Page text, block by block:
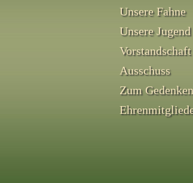
Unsere Fahne
Unsere Jugend
Vorstandschaft
Ausschuss
Zum Gedenken